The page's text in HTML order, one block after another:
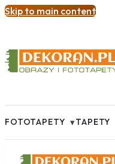
Skip to main content
FOTOTAPETY ▾TAPETY